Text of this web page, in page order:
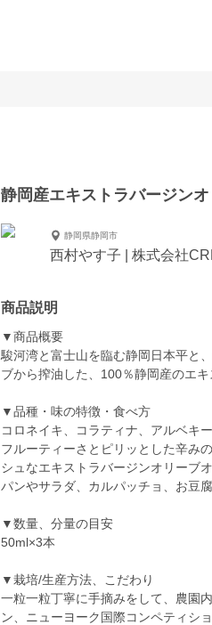
静岡産エキストラバージン
静岡県静岡市
西村やす子 | 株式会社
商品説明
▼商品概要
駿河湾と富士山を臨む静岡日本平と
ブから搾油した、100％静岡産のエ
▼品種・味の特徴・食べ方
コロネイキ、コラティナ、アルベキ
フルーティーさとピリッとした辛み
シュなエキストラバージンオリーブオ
パンやサラダ、カルパッチョ、お豆
▼数量、分量の目安
50ml×3本
▼栽培/生産方法、こだわり
一粒一粒丁寧に手摘みをして、農園
ン、ニューヨーク国際コンペティシ